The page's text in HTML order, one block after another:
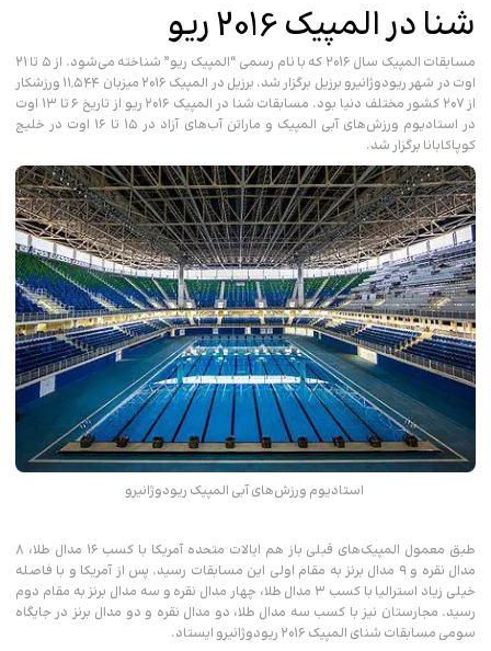
شنا در المپیک 2016 ریو
مسابقات المپیک سال ۲۰۱۶ که با نام رسمی “المپیک ریو” شناخته می‌شود. از ۵ تا ۲۱
اوت در شهر ریودوژانیرو برزیل برگزار شد. برزیل در المپیک ۲۰۱۶ میزبان ۱۱,۵۴۴ ورزشکار
از ۲۰۷ کشور مختلف دنیا بود. مسابقات شنا در المپیک ۲۰۱۶ ریو از تاریخ ۶ تا ۱۳ اوت
در استادیوم ورزش‌های آبی المپیک و ماراتن آب‌های آزاد در ۱۵ تا ۱۶ اوت در خلیج
کوپاکابانا برگزار شد.
استادیوم ورزش‌های آبی المپیک ریودوژانیرو
طبق معمول المپیک‌های قبلی باز هم ایالات متحده آمریکا با کسب ۱۶ مدال طلا، ۸
مدال نقره و ۹ مدال برنز به مقام اولی این مسابقات رسید. پس از آمریکا و با فاصله
خیلی زیاد استرالیا با کسب ۳ مدال طلا، چهار مدال نقره و سه مدال برنز به مقام دوم
رسید. مجارستان نیز با کسب سه مدال طلا، دو مدال نقره و دو مدال برنز در جایگاه
سومی مسابقات شنای المپیک ۲۰۱۶ ریودوژانیرو ایستاد.